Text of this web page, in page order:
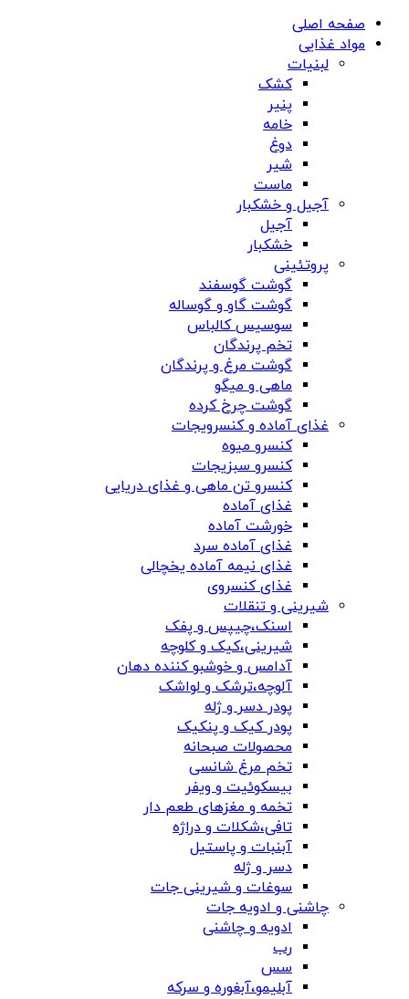
صفحه اصلی
مواد غذایی
لبنیات
کشک
پنیر
خامه
دوغ
شیر
ماست
آجیل و خشکبار
آجیل
خشکبار
پروتئینی
گوشت گوسفند
گوشت گاو و گوساله
سوسیس کالباس
تخم پرندگان
گوشت مرغ و پرندگان
ماهی و میگو
گوشت چرخ کرده
غذای آماده و کنسرویجات
کنسرو میوه
کنسرو سبزیجات
کنسرو تن ماهی و غذای دریایی
غذای آماده
خورشت آماده
غذای آماده سرد
غذای نیمه آماده یخچالی
غذای کنسروی
شیرینی و تنقلات
اسنک،چیپس و پفک
شیرینی،کیک و کلوچه
آدامس و خوشبو کننده دهان
آلوچه،ترشک و لواشک
پودر دسر و ژله
پودر کیک و پنکیک
محصولات صبحانه
تخم مرغ شانسی
بیسکوئیت و ویفر
تخمه و مغزهای طعم دار
تافی،شکلات و دراژه
آبنبات و پاستیل
دسر و ژله
سوغات و شیرینی جات
چاشنی و ادویه جات
ادویه و چاشنی
رب
سس
آبلیمو،آبغوره و سرکه